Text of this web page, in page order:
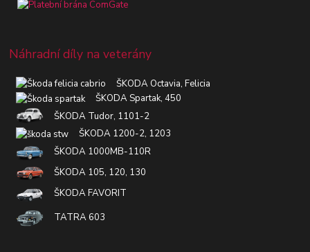
Náhradní díly na veterány
ŠKODA Octavia, Felicia
ŠKODA Spartak, 450
ŠKODA Tudor, 1101-2
ŠKODA 1200-2, 1203
ŠKODA 1000MB-110R
ŠKODA 105, 120, 130
ŠKODA FAVORIT
TATRA 603